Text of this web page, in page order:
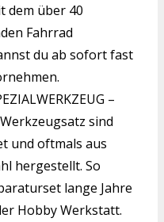
dem über 40
Fahrrad
du ab sofort fast
–
sind
und oftmals aus
hergestellt. So
lange Jahre
Hobby Werkstatt.